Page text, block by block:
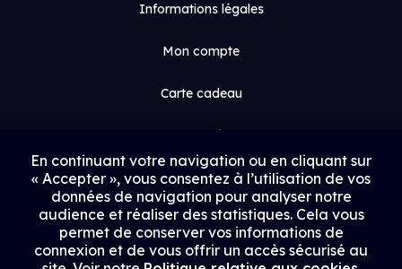
Informations légales
Mon compte
Carte cadeau
Espace médias
Contact
Proposer un film
Rejoindre Uptrack
En continuant votre navigation ou en cliquant sur
« Accepter », vous consentez à l’utilisation de vos
données de navigation pour analyser notre
audience et réaliser des statistiques. Cela vous
permet de conserver vos informations de
connexion et de vous offrir un accès sécurisé au